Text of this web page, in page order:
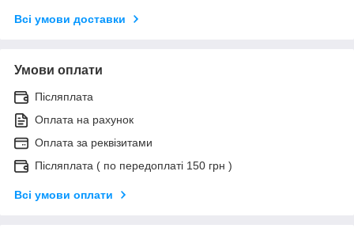
Всі умови доставки
Умови оплати
Післяплата
Оплата на рахунок
Оплата за реквізитами
Післяплата ( по передоплаті 150 грн )
Всі умови оплати